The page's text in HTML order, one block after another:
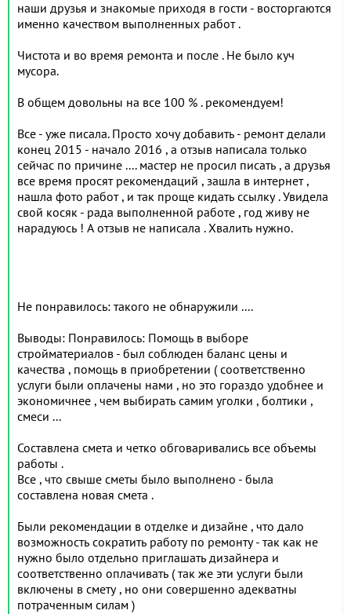
наши друзья и знакомые приходя в гости - восторгаются
именно качеством выполненных работ .
Чистота и во время ремонта и после . Не было куч
мусора.
В общем довольны на все 100 % . рекомендуем!
Все - уже писала. Просто хочу добавить - ремонт делали
конец 2015 - начало 2016 , а отзыв написала только
сейчас по причине .... мастер не просил писать , а друзья
все время просят рекомендаций , зашла в интернет ,
нашла фото работ , и так проще кидать ссылку . Увидела
свой косяк - рада выполненной работе , год живу не
нарадуюсь ! А отзыв не написала . Хвалить нужно.
Не понравилось: такого не обнаружили ....
Выводы: Понравилось: Помощь в выборе
стройматериалов - был соблюден баланс цены и
качества , помощь в приобретении ( соответственно
услуги были оплачены нами , но это гораздо удобнее и
экономичнее , чем выбирать самим уголки , болтики ,
смеси ...
Составлена смета и четко обговаривались все объемы
работы .
Все , что свыше сметы было выполнено - была
составлена новая смета .
Были рекомендации в отделке и дизайне , что дало
возможность сократить работу по ремонту - так как не
нужно было отдельно приглашать дизайнера и
соответственно оплачивать ( так же эти услуги были
включены в смету , но они совершенно адекватны
потраченным силам )